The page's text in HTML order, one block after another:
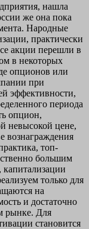
нашла
же она пока
Народные
практически
акции перешли в
в некоторых
опционов или
при
эффективности,
периода
опцион,
невысокой цене,
вознаграждения
топ-
большим
только для
на
и достаточно
рынке. Для
становится